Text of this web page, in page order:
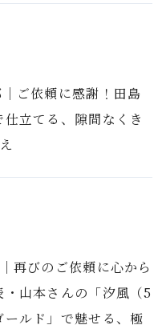
ご依頼に感謝！田島
立てる、隙間なくき
再びのご依頼に心から
山本さんの「汐風（5
ルド」で魅せる、極